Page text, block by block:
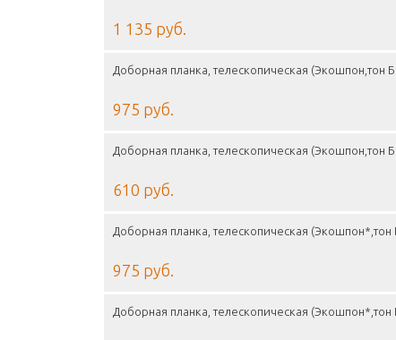
1 135 руб.
Доборная планка, телескопическая (Экошпон,тон
975 руб.
Доборная планка, телескопическая (Экошпон,тон
610 руб.
Доборная планка, телескопическая
975 руб.
Доборная планка, телескопическая